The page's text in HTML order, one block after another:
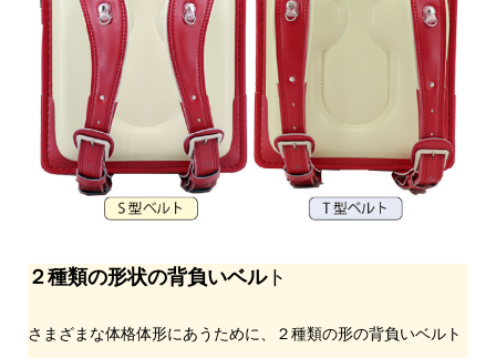
２種類の形状の背負いベルト
さまざまな体格体形にあうために、２種類の形の背負いベルト